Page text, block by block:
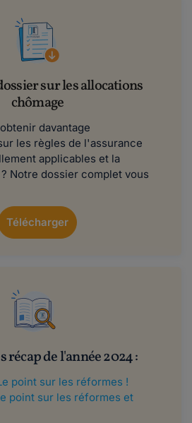
sur les allocations
chômage
davantage
les règles de l'assurance
applicables et la
Notre dossier complet vous
Télécharger
récap de l'année 2024 :
point sur les réformes !
point sur les réformes et